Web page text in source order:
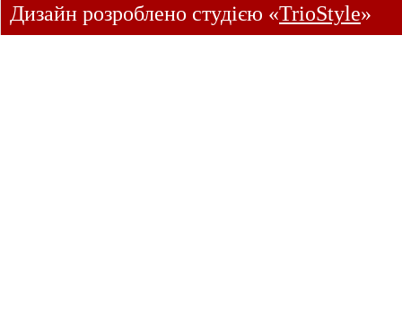
Дизайн розроблено студією «TrioStyle»